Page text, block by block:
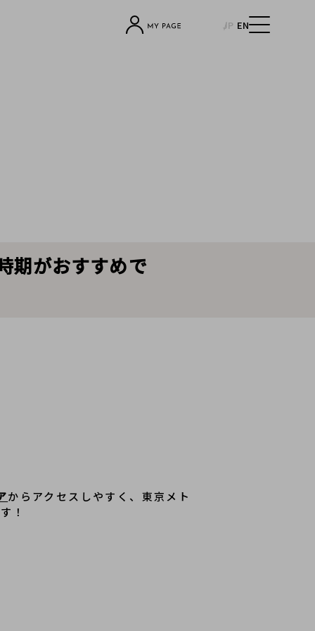
JP EN
期がおすすめで
からアクセスしやすく、東京メト
！